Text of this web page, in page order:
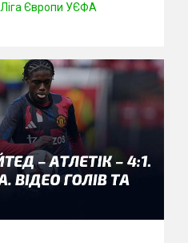
Ліга Європи УЄФА